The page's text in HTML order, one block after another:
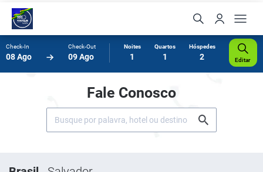
Check-In
08 Ago
Check-Out
09 Ago
Noites
1
Quartos
1
Hóspedes
2 Editar
Fale Conosco